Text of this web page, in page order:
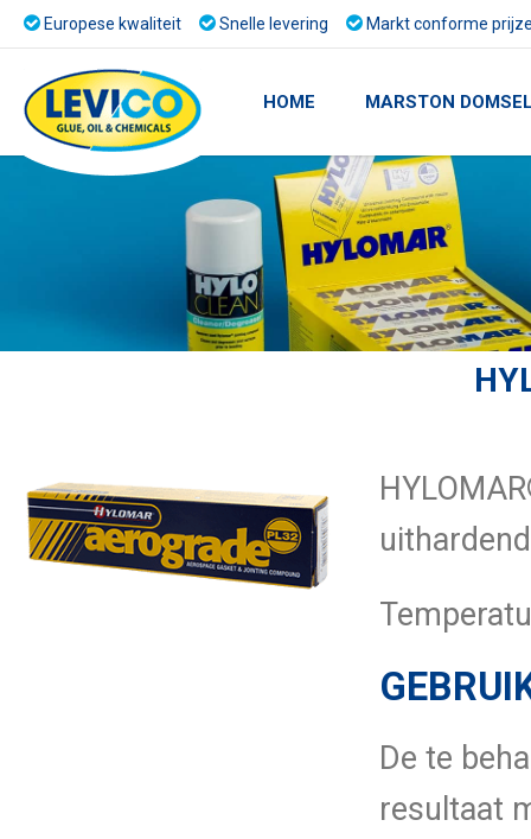
Europese kwaliteit Snelle levering Markt conforme
HOME MARSTON
De te
resultaat